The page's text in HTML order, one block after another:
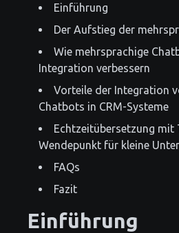
Einführung
Der Aufstieg der
Wie mehrsprachige
Integration verbessern
Vorteile der Integration
Chatbots in CRM-Systeme
Echtzeitübersetzung mit
Wendepunkt für kleine
FAQs
Fazit
Einführung